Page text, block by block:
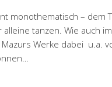
monothematisch – dem
tanzen. Wie auch
Werke dabei u.a.